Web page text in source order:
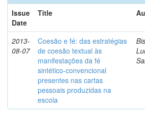
Issue
Date
Title
2013-
08-07
Coesão e fé: das estratégias
de coesão textual às
manifestações da fé
sintético-convencional
presentes nas cartas
pessoais produzidas na
escola